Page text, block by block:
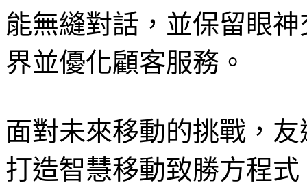
能無縫對話，並保留眼
界並優化顧客服務。
面對未來移動的挑戰，
打造智慧移動致勝方程